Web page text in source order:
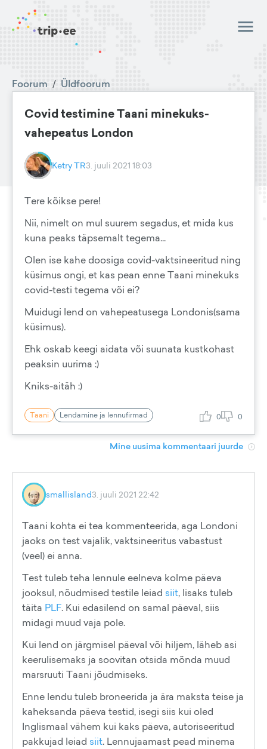
Foorum / Üldfoorum
Covid testimine Taani minekuks-
vahepeatus London
Ketry TR3. juuli 2021 18:03
Tere kõikse pere!
Nii, nimelt on mul suurem segadus, et mida kus
kuna peaks täpsemalt tegema...
Olen ise kahe doosiga covid-vaktsineeritud ning
küsimus ongi, et kas pean enne Taani minekuks
covid-testi tegema või ei?
Muidugi lend on vahepeatusega Londonis(sama
küsimus).
Ehk oskab keegi aidata või suunata kustkohast
peaksin uurima :)
Kniks-aitäh :)
Taani Lendamine ja lennufirmad 0 0
Mine uusima kommentaari juurde
smallisland3. juuli 2021 22:42
Taani kohta ei tea kommenteerida, aga Londoni
jaoks on test vajalik, vaktsineeritus vabastust
(veel) ei anna.
Test tuleb teha lennule eelneva kolme päeva
jooksul, nõudmised testile leiad siit, lisaks tuleb
täita PLF. Kui edasilend on samal päeval, siis
midagi muud vaja pole.
Kui lend on järgmisel päeval või hiljem, läheb asi
keerulisemaks ja soovitan otsida mõnda muud
marsruuti Taani jõudmiseks.
Enne lendu tuleb broneerida ja ära maksta teise ja
kaheksanda päeva testid, isegi siis kui oled
Inglismaal vähem kui kaks päeva, autoriseeritud
pakkujad leiad siit. Lennujaamast pead minema